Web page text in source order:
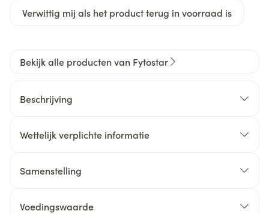
Verwittig mij als het product terug in voorraad is
Bekijk alle producten van Fytostar
Beschrijving
Wettelijk verplichte informatie
Samenstelling
Voedingswaarde